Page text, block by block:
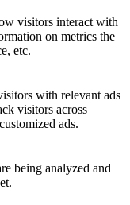
visitors interact with
on metrics the
etc.
with relevant ads
visitors across
ads.
being analyzed and